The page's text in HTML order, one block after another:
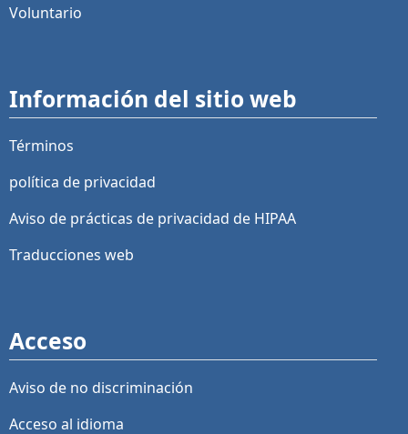
Voluntario
Información del sitio web
Términos
política de privacidad
Aviso de prácticas de privacidad de HIPAA
Traducciones web
Acceso
Aviso de no discriminación
Acceso al idioma